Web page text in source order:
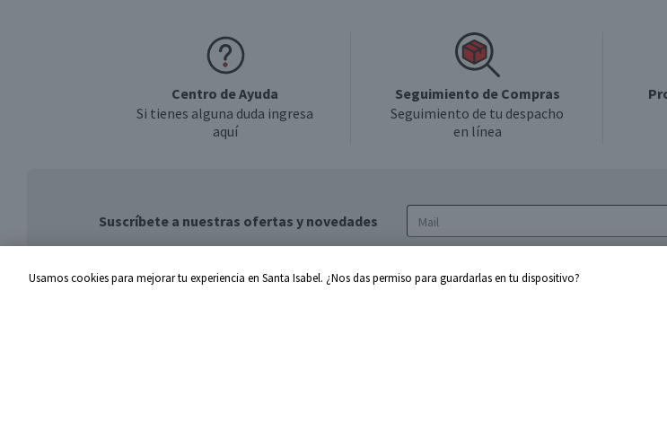
Centro de Ayuda
Si tienes alguna duda ingresa
aquí
Seguimiento de Compras
Seguimiento de tu despacho
en línea
Suscríbete a nuestras ofertas y novedades
de privacidad y de tratamiento de
Usamos cookies para mejorar tu experiencia en Santa Isabel. ¿Nos das permiso para guardarlas en tu dispositivo?